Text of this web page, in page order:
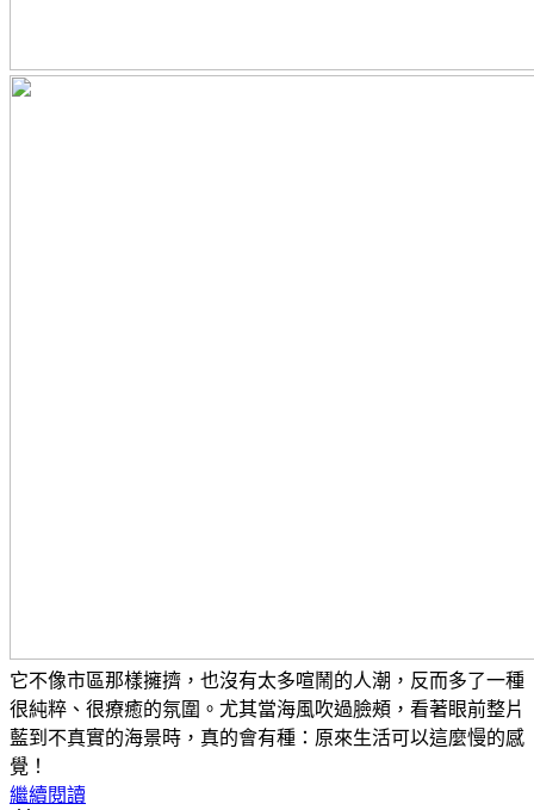
它不像市區那樣擁擠，也沒有太多喧鬧的人潮，反而多了一種
很純粹、很療癒的氛圍。 尤其當海風吹過臉頰，看著眼前整片
藍到不真實的海景時，真的會有種： 原來生活可以這麼慢的感
覺！
繼續閱讀